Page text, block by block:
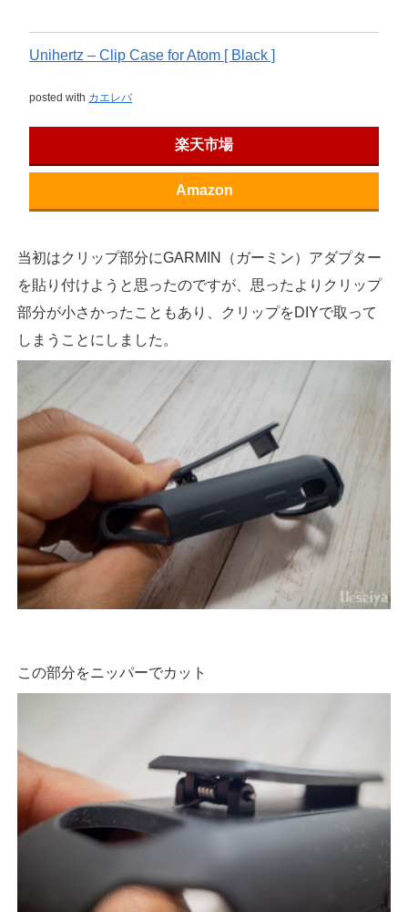
Unihertz – Clip Case for Atom [ Black ]
posted with カエレバ
楽天市場
Amazon
当初はクリップ部分にGARMIN（ガーミン）アダプター
を貼り付けようと思ったのですが、思ったよりクリップ
部分が小さかったこともあり、クリップをDIYで取って
しまうことにしました。
この部分をニッパーでカット